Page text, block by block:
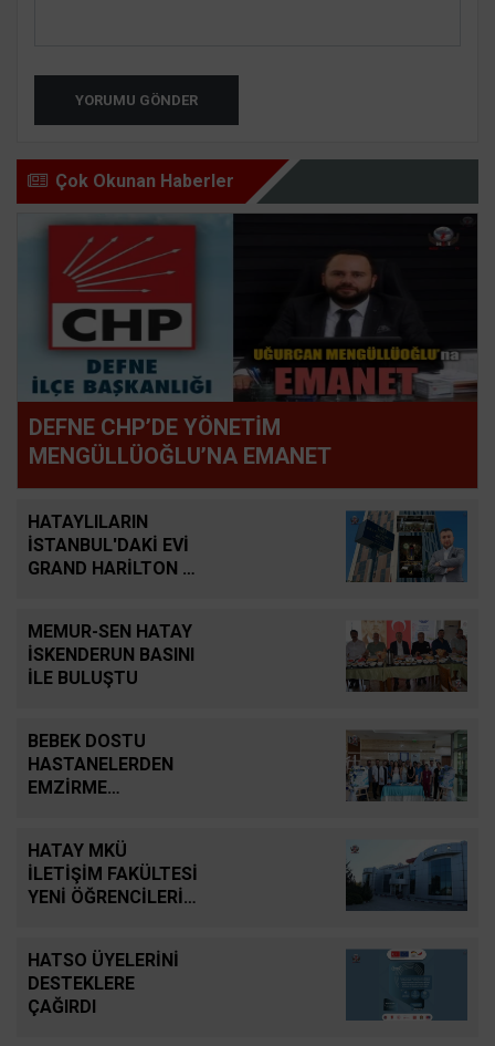
YORUMU GÖNDER
Çok Okunan Haberler
DEFNE CHP’DE YÖNETİM
MENGÜLLÜOĞLU’NA EMANET
HATAYLILARIN
İSTANBUL'DAKİ EVİ
GRAND HARİLTON 2
MEMUR-SEN HATAY
İSKENDERUN BASINI
İLE BULUŞTU
BEBEK DOSTU
HASTANELERDEN
EMZİRME
HATAY MKÜ
İLETİŞİM FAKÜLTESİ
YENİ ÖĞRENCİLERİNİ
HATSO ÜYELERİNİ
DESTEKLERE
ÇAĞIRDI